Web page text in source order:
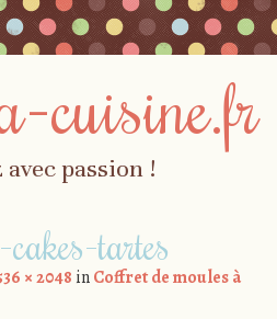
cuisine.fr
passion !
tartes
× 2048 inCoffret de moules à